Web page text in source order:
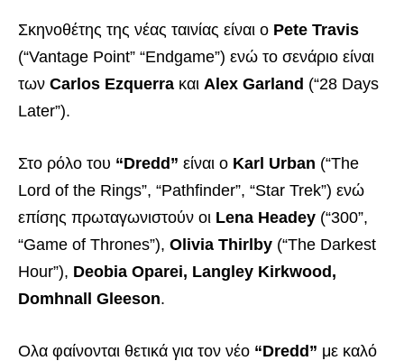
Σκηνοθέτης της νέας ταινίας είναι ο Pete Travis
(“Vantage Point” “Endgame”) ενώ το σενάριο είναι
των Carlos Ezquerra και Alex Garland (“28 Days
Later”).
Στο ρόλο του “Dredd” είναι ο Karl Urban (“The
Lord of the Rings”, “Pathfinder”, “Star Trek”) ενώ
επίσης πρωταγωνιστούν οι Lena Headey (“300”,
“Game of Thrones”), Olivia Thirlby (“The Darkest
Hour”), Deobia Oparei, Langley Kirkwood,
Domhnall Gleeson.
Ολα φαίνονται θετικά για τον νέο “Dredd” με καλό